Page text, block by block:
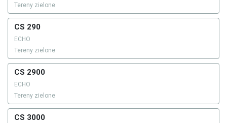
Tereny zielone
CS 290
ECHO
Tereny zielone
CS 2900
ECHO
Tereny zielone
CS 3000